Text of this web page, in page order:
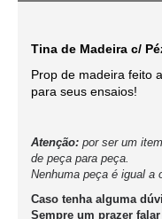
Tina de Madeira c/
Prop de madeira feito
para seus ensaios!
Atenção: por ser um
de peça para peça.
Nenhuma peça é igual a
Caso tenha alguma
Sempre um prazer